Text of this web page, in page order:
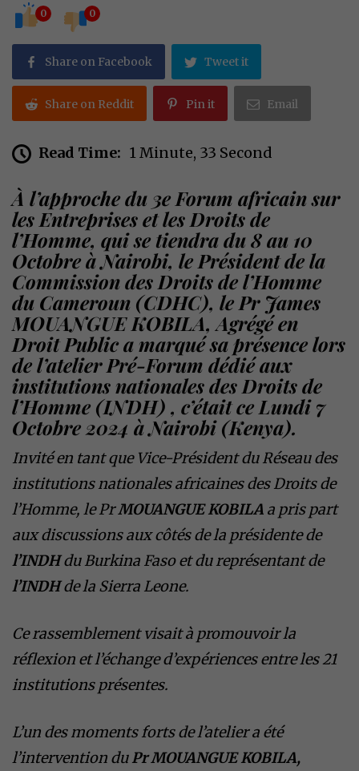
0 0
Share on Facebook Tweet it
Share on Reddit Pin it Email
Read Time: 1 Minute, 33 Second
À l’approche du 3e Forum africain sur
les Entreprises et les Droits de
l’Homme, qui se tiendra du 8 au 10
Octobre à Nairobi, le Président de la
Commission des Droits de l’Homme
du Cameroun (CDHC), le Pr James
MOUANGUE KOBILA, Agrégé en
Droit Public a marqué sa présence lors
de l’atelier Pré-Forum dédié aux
institutions nationales des Droits de
l’Homme (INDH) , c’était ce Lundi 7
Octobre 2024 à Nairobi (Kenya).
Invité en tant que Vice-Président du Réseau des
institutions nationales africaines des Droits de
l’Homme, le PrMOUANGUE KOBILA a pris part
aux discussions aux côtés de la présidente de
l’INDHdu Burkina Faso et du représentant de
l’INDHde la Sierra Leone.
Ce rassemblement visait à promouvoir la
réflexion et l’échange d’expériences entre les 21
institutions présentes.
L’un des moments forts de l’atelier a été
l’intervention duPr MOUANGUE KOBILA,